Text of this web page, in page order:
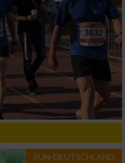
RUN-DEUTSCHLAND